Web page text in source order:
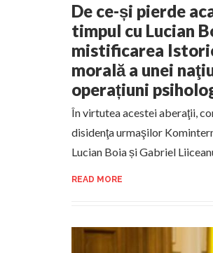
De ce-și pierde
timpul cu Lucian
mistificarea
morală a unei
operațiuni
În virtutea acestei aberaţii,
disidenţa urmaşilor
Lucian Boia și Gabriel
READ MORE